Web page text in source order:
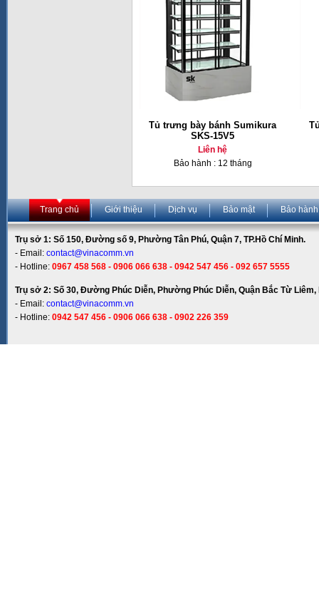
Tủ trưng bày bánh Sumikura
SKS-15V5
Liên hệ
Bảo hành : 12 tháng
Trang chủ Giới thiệu Dịch vụ Bảo mật Bảo hành
Trụ sở 1: Số 150, Đường số 9, Phường Tân Phú, Quận 7, TP.Hồ Chí Minh.
- Email: contact@vinacomm.vn
- Hotline: 0967 458 568 - 0906 066 638 - 0942 547 456 - 092 657 5555
Trụ sở 2: Số 30, Đường Phúc Diễn, Phường Phúc Diễn, Quận Bắc Từ Liêm,
- Email: contact@vinacomm.vn
- Hotline: 0942 547 456 - 0906 066 638 - 0902 226 359